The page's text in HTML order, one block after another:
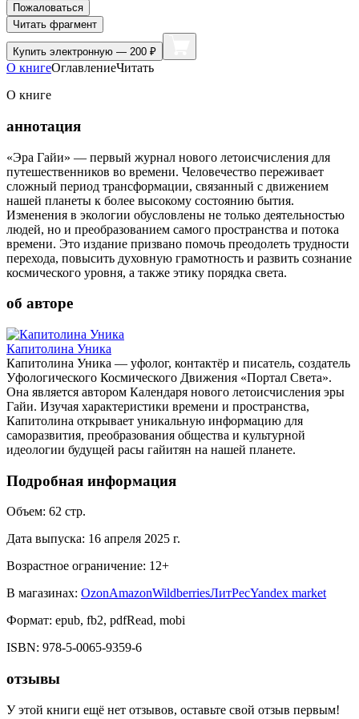
Пожаловаться
Читать фрагмент
Купить электронную — 200 ₽
О книгеОглавлениеЧитать
О книге
аннотация
«Эра Гайи» — первый журнал нового летоисчисления для
путешественников во времени. Человечество переживает
сложный период трансформации, связанный с движением
нашей планеты к более высокому состоянию бытия.
Изменения в экологии обусловлены не только деятельностью
людей, но и преобразованием самого пространства и потока
времени. Это издание призвано помочь преодолеть трудности
перехода, повысить духовную грамотность и развить сознание
космического уровня, а также этику порядка света.
об авторе
Капитолина Уника
Капитолина Уника — уфолог, контактёр и писатель, создатель
Уфологического Космического Движения «Портал Света».
Она является автором Календаря нового летоисчисления эры
Гайи. Изучая характеристики времени и пространства,
Капитолина открывает уникальную информацию для
саморазвития, преобразования общества и культурной
идеологии будущей расы гайитян на нашей планете.
Подробная информация
Объем: 62 стр.
Дата выпуска: 16 апреля 2025 г.
Возрастное ограничение: 12+
В магазинах: OzonAmazonWildberriesЛитРесYandex market
Формат: epub, fb2, pdfRead, mobi
ISBN: 978-5-0065-9359-6
отзывы
У этой книги ещё нет отзывов, оставьте свой отзыв первым!